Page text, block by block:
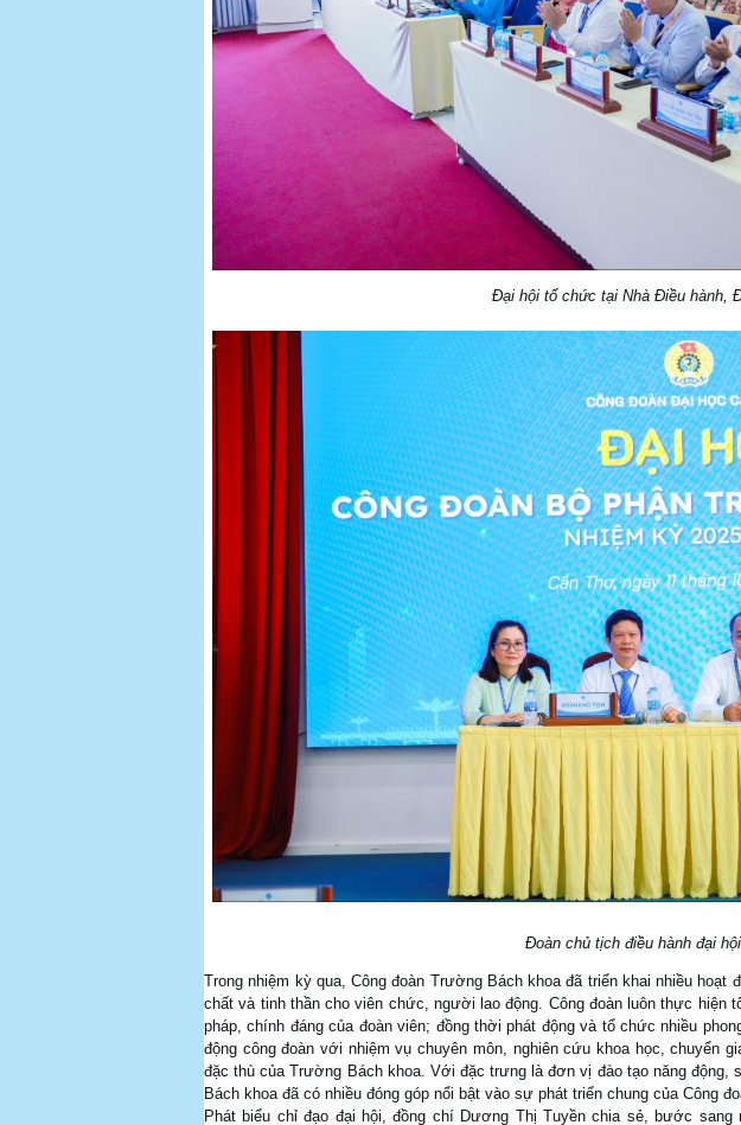
Đại hội tổ chức tại Nhà Điều hành,
Đoàn chủ tịch điều hành đại hội
Trong nhiệm kỳ qua, Công đoàn Trường Bách khoa đã triển khai nhiều
chất và tinh thần cho viên chức, người lao động. Công đoàn luôn thực hiện
pháp, chính đáng của đoàn viên; đồng thời phát động và tổ chức nhiều
động công đoàn với nhiệm vụ chuyên môn, nghiên cứu khoa học, chuyển
đặc thù của Trường Bách khoa. Với đặc trưng là đơn vị đào tạo năng động,
Bách khoa đã có nhiều đóng góp nổi bật vào sự phát triển chung của Công
Phát biểu chỉ đạo đại hội, đồng chí Dương Thị Tuyền chia sẻ, bước sang